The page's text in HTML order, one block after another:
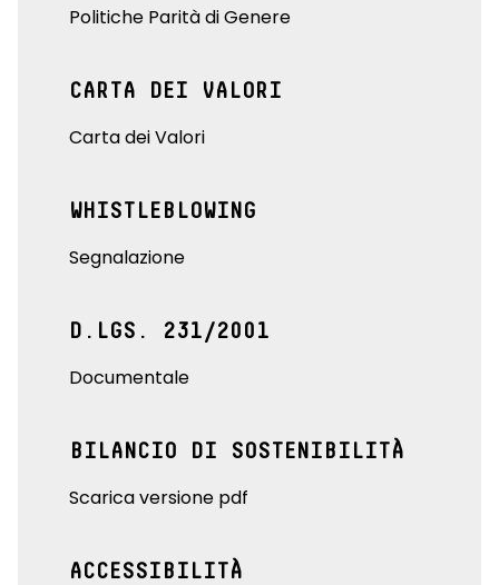
Politiche Parità di Genere
CARTA DEI VALORI
Carta dei Valori
WHISTLEBLOWING
Segnalazione
D.LGS. 231/2001
Documentale
BILANCIO DI SOSTENIBILITÀ
Scarica versione pdf
ACCESSIBILITÀ